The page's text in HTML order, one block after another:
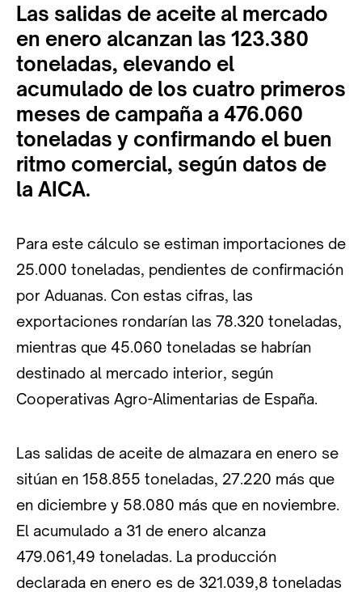
Las salidas de aceite al mercado
en enero alcanzan las 123.380
toneladas, elevando el
acumulado de los cuatro primeros
meses de campaña a 476.060
toneladas y confirmando el buen
ritmo comercial, según datos de
la AICA.
Para este cálculo se estiman importaciones de
25.000 toneladas, pendientes de confirmación
por Aduanas. Con estas cifras, las
exportaciones rondarían las 78.320 toneladas,
mientras que 45.060 toneladas se habrían
destinado al mercado interior, según
Cooperativas Agro-Alimentarias de España.
Las salidas de aceite de almazara en enero se
sitúan en 158.855 toneladas, 27.220 más que
en diciembre y 58.080 más que en noviembre.
El acumulado a 31 de enero alcanza
479.061,49 toneladas. La producción
declarada en enero es de 321.039,8 toneladas